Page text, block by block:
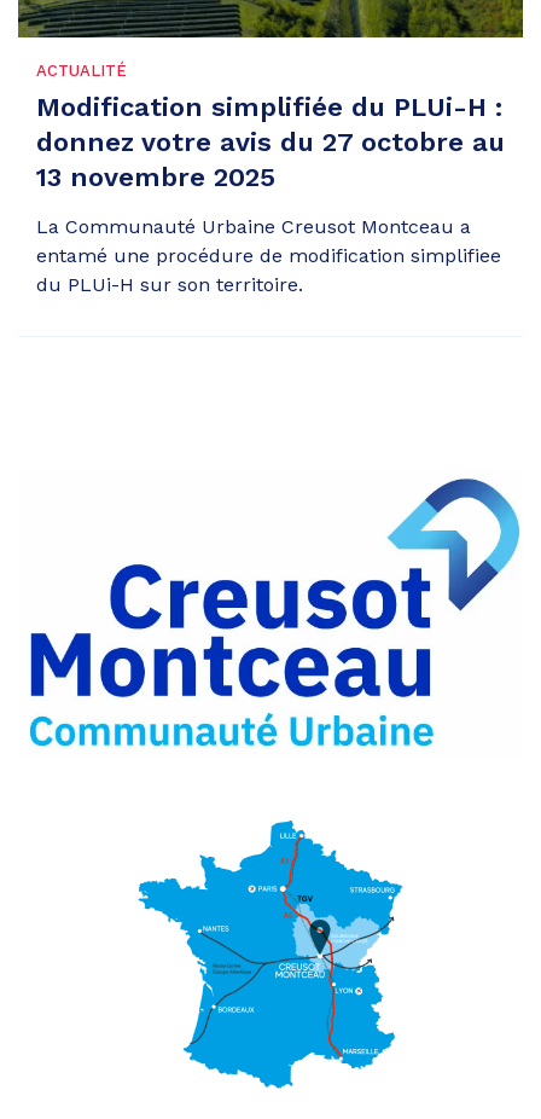
ACTUALITÉ
Modification simplifiée du PLUi-H :
donnez votre avis du 27 octobre au
13 novembre 2025
La Communauté Urbaine Creusot Montceau a
entamé une procédure de modification simplifiee
du PLUi-H sur son territoire.